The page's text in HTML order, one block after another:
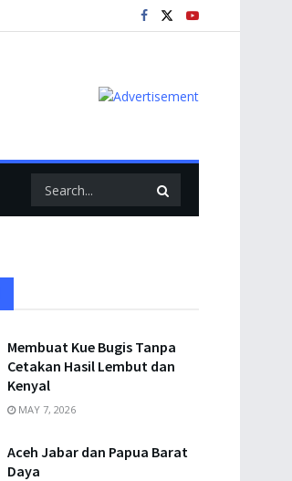
Membuat Kue Bugis Tanpa
Cetakan Hasil Lembut dan
Kenyal
MAY 7, 2026
Aceh Jabar dan Papua Barat
Daya